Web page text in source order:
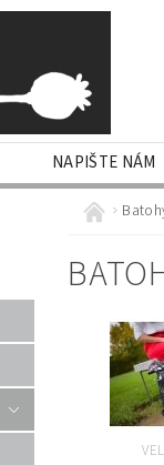
NAPIŠTE NÁM